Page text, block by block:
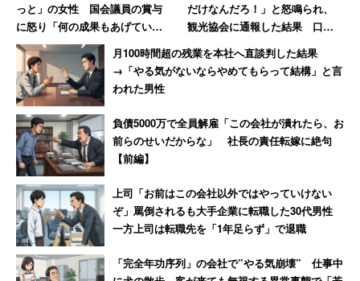
っと」の女性 国会議員の賞与
に怒り「何の成果もあげていな
いのに、なんなら寝ているの
に」
だけなんだろ！」と怒鳴られ、
観光協会に通報した結果 口コ
ミには外国人からの悲痛な声も
【後編】
月100時間超の残業を本社へ直談判した結果
→「やる気がないならやめてもらって結構」と言
われた男性
負債5000万で全員解雇「この会社が潰れたら、お
前らのせいだからな」 社長の責任転嫁に絶句
【前編】
上司「お前はこの会社以外ではやっていけない
ぞ」罵倒されるも大手企業に転職した30代男性
一方上司は転職先を「1年足らず」で退職
「完全年功序列」の会社で”やる気崩壊” 仕事中